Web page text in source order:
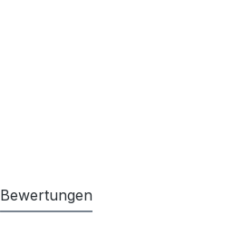
Bewertungen